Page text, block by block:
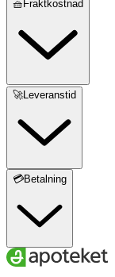
🧺Fraktkostnad
🚀Leveranstid
💳Betalning